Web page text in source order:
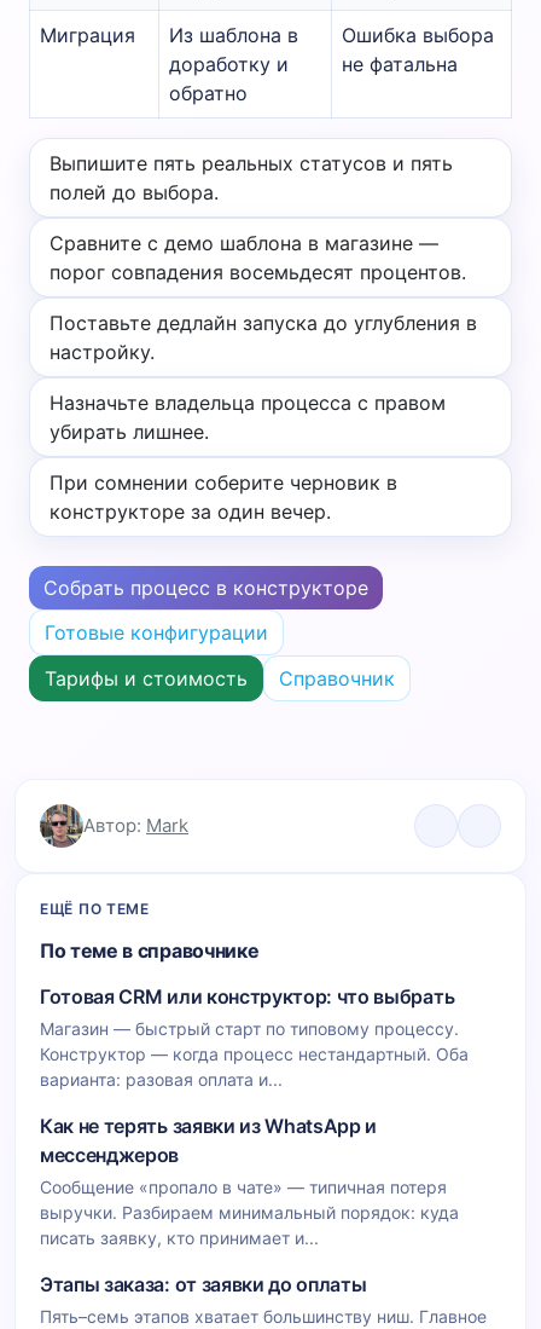
Миграция
Из шаблона в
доработку и
обратно
Ошибка выбора
не фатальна
Выпишите пять реальных статусов и пять
полей до выбора.
Сравните с демо шаблона в магазине —
порог совпадения восемьдесят процентов.
Поставьте дедлайн запуска до углубления в
настройку.
Назначьте владельца процесса с правом
убирать лишнее.
При сомнении соберите черновик в
конструкторе за один вечер.
Собрать процесс в конструкторе
Готовые конфигурации
Тарифы и стоимость
Справочник
Автор: Mark
ЕЩЁ ПО ТЕМЕ
По теме в справочнике
Готовая CRM или конструктор: что выбрать
Магазин — быстрый старт по типовому процессу.
Конструктор — когда процесс нестандартный. Оба
варианта: разовая оплата и...
Как не терять заявки из WhatsApp и
мессенджеров
Сообщение «пропало в чате» — типичная потеря
выручки. Разбираем минимальный порядок: куда
писать заявку, кто принимает и...
Этапы заказа: от заявки до оплаты
Пять–семь этапов хватает большинству ниш. Главное